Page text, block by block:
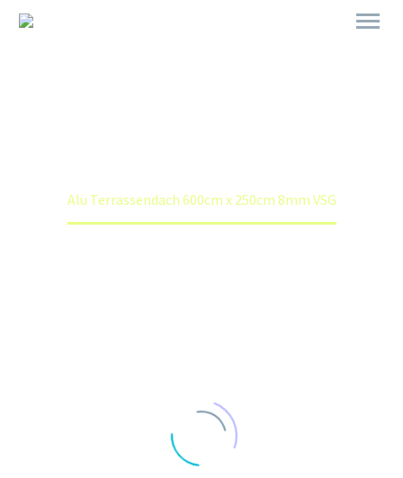
Alu Terrassendach 600cm x 250cm 8mm VSG